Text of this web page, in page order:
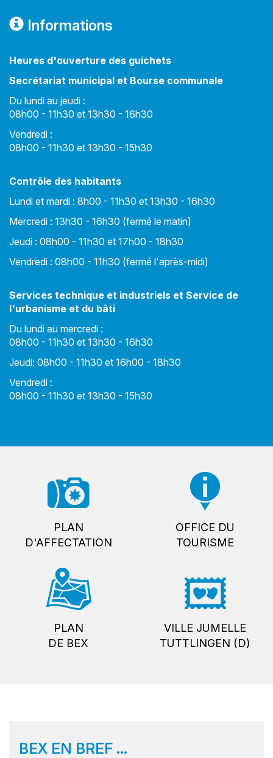
Informations
Heures d'ouverture des guichets
Secrétariat municipal et Bourse communale
Du lundi au jeudi :
08h00 - 11h30 et 13h30 - 16h30
Vendredi :
08h00 - 11h30 et 13h30 - 15h30
Contrôle des habitants
Lundi et mardi : 8h00 - 11h30 et 13h30 - 16h30
Mercredi : 13h30 - 16h30 (fermé le matin)
Jeudi : 08h00 - 11h30 et 17h00 - 18h30
Vendredi : 08h00 - 11h30 (fermé l'après-midi)
Services technique et industriels et Service de
l'urbanisme et du bâti
Du lundi au mercredi :
08h00 - 11h30 et 13h30 - 16h30
Jeudi: 08h00 - 11h30 et 16h00 - 18h30
Vendredi :
08h00 - 11h30 et 13h30 - 15h30
PLAN
D'AFFECTATION
OFFICE DU
TOURISME
PLAN
DE BEX
VILLE JUMELLE
TUTTLINGEN (D)
BEX EN BREF ...